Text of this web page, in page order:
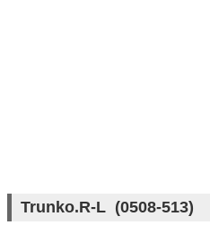
Trunko.R-L (0508-513)